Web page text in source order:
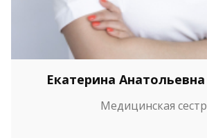
Екатерина
Медицинская